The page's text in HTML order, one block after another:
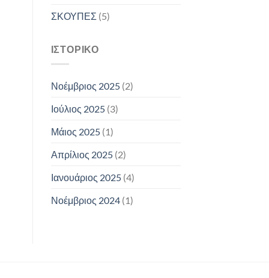
ΣΚΟΥΠΕΣ (5)
ΙΣΤΟΡΙΚΌ
Νοέμβριος 2025(2)
Ιούλιος 2025(3)
Μάιος 2025(1)
Απρίλιος 2025(2)
Ιανουάριος 2025(4)
Νοέμβριος 2024(1)